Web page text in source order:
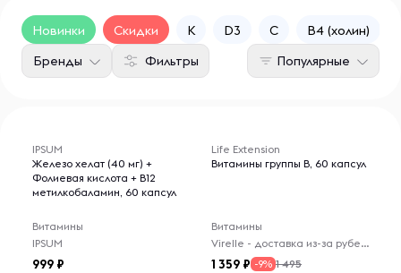
Новинки Скидки K D3 C B4 (холин)
Фильтры
Бренды Популярные
IPSUM
Железо хелат (40 мг) +
Фолиевая кислота + B12
метилкобаламин, 60 капсул
Витамины
IPSUM
999
Life Extension
Витамины группы B, 60 капсул
Витамины
Virelle - доставка из-за рубежа
1 359 -9% 1 495